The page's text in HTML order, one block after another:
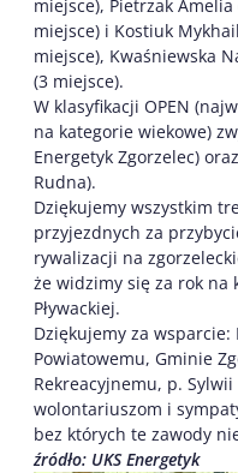
miejsce), Pietrzak Amelia
miejsce) i Kostiuk
miejsce), Kwaśniewska
(3 miejsce).
W klasyfikacji OPEN
na kategorie wiekowe)
Energetyk Zgorzelec)
Rudna).
Dziękujemy wszystkim
przyjezdnych za
rywalizacji na
że widzimy się za rok na
Pływackiej.
Dziękujemy za
Powiatowemu, Gminie
Rekreacyjnemu, p.
wolontariuszom i
bez których te zawody
źródło: UKS Energetyk